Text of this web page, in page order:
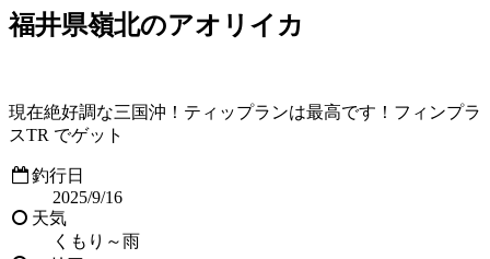
福井県嶺北のアオリイカ
現在絶好調な三国沖！ティップランは最高です！フィンプラ
スTR でゲット
釣行日
2025/9/16
天気
くもり～雨